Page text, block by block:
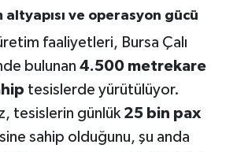
altyapısı ve operasyon gücü
faaliyetleri, Bursa Çalı
bulunan 4.500 metrekare
tesislerde yürütülüyor.
tesislerin günlük 25 bin pax
sahip olduğunu, şu anda